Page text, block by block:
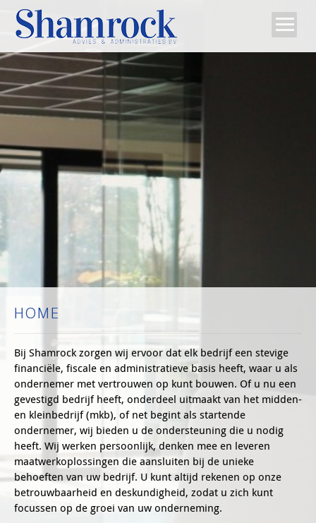
Home
Team
Tips
HOME
Bij Shamrock zorgen wij ervoor dat elk bedrijf een stevige
financiële, fiscale en administratieve basis heeft, waar u als
ondernemer met vertrouwen op kunt bouwen. Of u nu een
gevestigd bedrijf heeft, onderdeel uitmaakt van het midden-
en kleinbedrijf (mkb), of net begint als startende
ondernemer, wij bieden u de ondersteuning die u nodig
heeft. Wij werken persoonlijk, denken mee en leveren
maatwerkoplossingen die aansluiten bij de unieke
behoeften van uw bedrijf. U kunt altijd rekenen op onze
betrouwbaarheid en deskundigheid, zodat u zich kunt
focussen op de groei van uw onderneming.